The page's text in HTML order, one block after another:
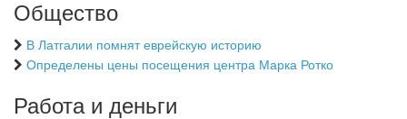
Общество
В Латгалии помнят еврейскую историю
Определены цены посещения центра Марка Ротко
Работа и деньги